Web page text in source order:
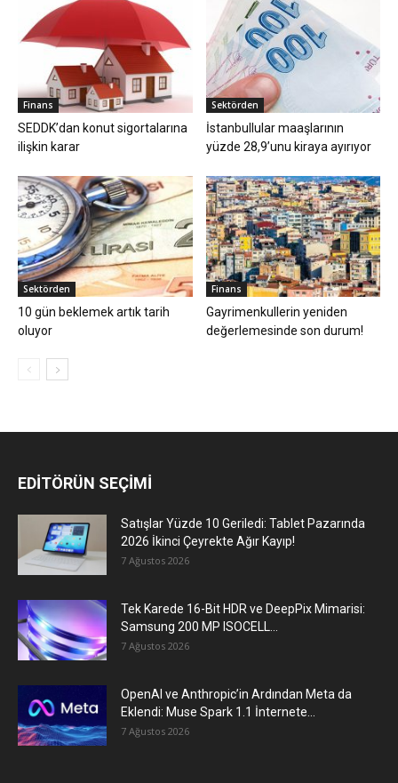
Finans
SEDDK’dan konut sigortalarına
ilişkin karar
Sektörden
İstanbullular maaşlarının
yüzde 28,9’unu kiraya ayırıyor
Sektörden
10 gün beklemek artık tarih
oluyor
Finans
Gayrimenkullerin yeniden
değerlemesinde son durum!
EDİTÖRÜN SEÇİMİ
Satışlar Yüzde 10 Geriledi: Tablet Pazarında
2026 İkinci Çeyrekte Ağır Kayıp!
7 Ağustos 2026
Tek Karede 16-Bit HDR ve DeepPix Mimarisi:
Samsung 200 MP ISOCELL...
7 Ağustos 2026
OpenAI ve Anthropic’in Ardından Meta da
Eklendi: Muse Spark 1.1 İnternete...
7 Ağustos 2026